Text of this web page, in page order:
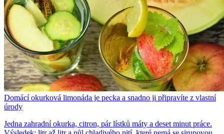
Domácí okurková limonáda je pecka a snadno ji připravíte z vlastní
úrody
Jedna zahradní okurka, citron, pár lístků máty a deset minut práce.